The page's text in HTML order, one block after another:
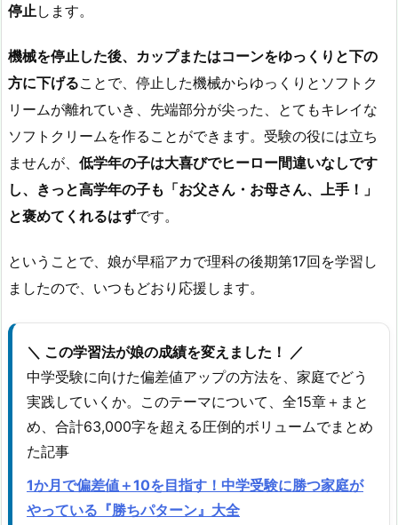
停止 します。
機械を停止した後、カップまたはコーンをゆっくりと下の
方に下げることで、停止した機械からゆっくりとソフトク
リームが離れていき、先端部分が尖った、とてもキレイな
ソフトクリームを作ることができます。受験の役には立ち
ませんが、 低学年の子は大喜びでヒーロー間違いなしです
し、きっと高学年の子も「お父さん・お母さん、上手！」
と褒めてくれるはずです。
ということで、娘が早稲アカで理科の後期第17回を学習し
ましたので、いつもどおり応援します。
＼ この学習法が娘の成績を変えました！ ／
中学受験に向けた偏差値アップの方法を、家庭でどう
実践していくか。このテーマについて、全15章＋まと
め、合計63,000字を超える圧倒的ボリュームでまとめ
た記事
1か月で偏差値＋10を目指す！中学受験に勝つ家庭が
やっている『勝ちパターン』大全